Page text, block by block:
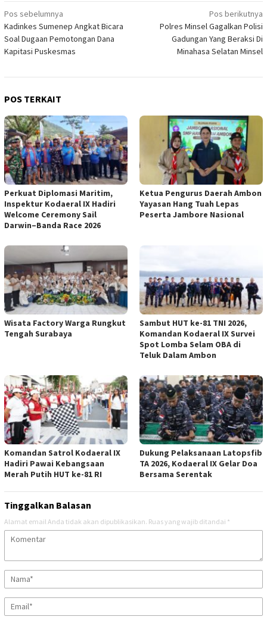
Navigasi
pos
Pos sebelumnya
Kadinkes Sumenep Angkat Bicara
Soal Dugaan Pemotongan Dana
Kapitasi Puskesmas
Pos berikutnya
Polres Minsel Gagalkan Polisi
Gadungan Yang Beraksi Di
Minahasa Selatan Minsel
POS TERKAIT
Perkuat Diplomasi Maritim,
Inspektur Kodaeral IX Hadiri
Welcome Ceremony Sail
Darwin–Banda Race 2026
Ketua Pengurus Daerah Ambon
Yayasan Hang Tuah Lepas
Peserta Jambore Nasional
Wisata Factory Warga Rungkut
Tengah Surabaya
Sambut HUT ke-81 TNI 2026,
Komandan Kodaeral IX Survei
Spot Lomba Selam OBA di
Teluk Dalam Ambon
Komandan Satrol Kodaeral IX
Hadiri Pawai Kebangsaan
Merah Putih HUT ke-81 RI
Dukung Pelaksanaan Latopsfib
TA 2026, Kodaeral IX Gelar Doa
Bersama Serentak
Tinggalkan Balasan
Alamat email Anda tidak akan dipublikasikan. Ruas yang wajib ditandai *